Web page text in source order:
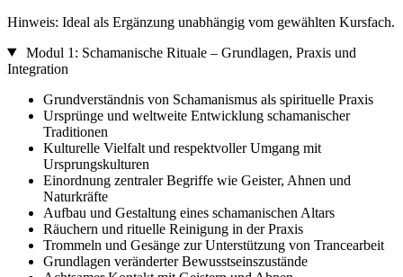
Hinweis: Ideal als Ergänzung unabhängig vom gewählten Kursfach.
Modul 1: Schamanische Rituale – Grundlagen, Praxis und
Integration
Grundverständnis von Schamanismus als spirituelle Praxis
Ursprünge und weltweite Entwicklung schamanischer
Traditionen
Kulturelle Vielfalt und respektvoller Umgang mit
Ursprungskulturen
Einordnung zentraler Begriffe wie Geister, Ahnen und
Naturkräfte
Aufbau und Gestaltung eines schamanischen Altars
Räuchern und rituelle Reinigung in der Praxis
Trommeln und Gesänge zur Unterstützung von Trancearbeit
Grundlagen veränderter Bewusstseinszustände